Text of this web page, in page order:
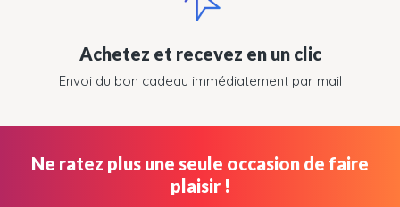
Achetez et recevez en un clic
Envoi du bon cadeau immédiatement par mail
Ne ratez plus une seule occasion de faire
plaisir !